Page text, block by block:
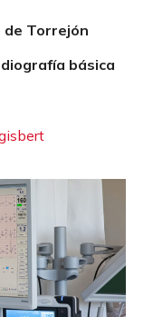
de Torrejón
básica